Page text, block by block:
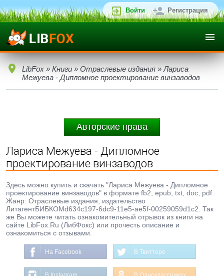
Войти Регистрация
LibFox » Книги » Отраслевые издания » Лариса
Межуева - Дипломное проектирование винзаводов
Авторские права
Лариса Межуева - Дипломное
проектирование винзаводов
Здесь можно купить и скачать "Лариса Межуева - Дипломное
проектирование винзаводов" в формате fb2, epub, txt, doc, pdf.
Жанр: Отраслевые издания, издательство
ЛитагентБИБКОМd634c197-6dc9-11e5-ae5f-00259059d1c2. Так
же Вы можете читать ознакомительный отрывок из книги на
сайте LibFox.Ru (ЛибФокс) или прочесть описание и
ознакомиться с отзывами.
На Facebook В Твиттере